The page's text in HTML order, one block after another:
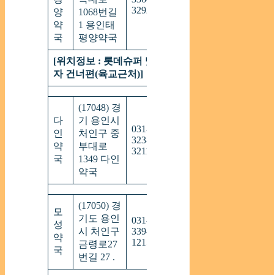
양
약
국
1068번길
1 용인태
평양약국
3292
[위치정보 : 롯데슈퍼 맞은편, 엘지전
자 건너편(육교근처)]
다
인
약
국
(17048) 경
기 용인시
처인구 중
부대로
1349 다인
약국
031-
323-
3211
모
성
약
국
(17050) 경
기도 용인
시 처인구
금령로27
번길 27 .
031-
339-
1215